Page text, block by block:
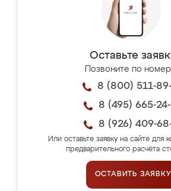
Оставьте
Позвоните по
8 (800) 511-
8 (495) 665-
8 (926) 409-
Или оставьте заявку на сайте для
предварительного расчёта
ОСТАВИТЬ ЗАЯВКУ